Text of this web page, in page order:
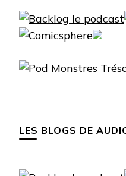
LES BLOGS DE